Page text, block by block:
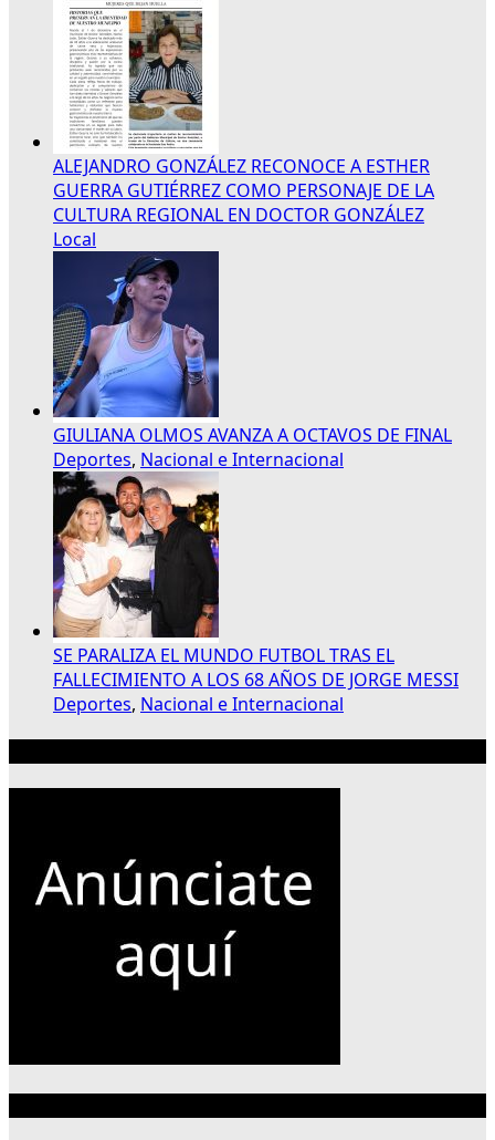
ALEJANDRO GONZÁLEZ RECONOCE A ESTHER
GUERRA GUTIÉRREZ COMO PERSONAJE DE LA
CULTURA REGIONAL EN DOCTOR GONZÁLEZ
Local
GIULIANA OLMOS AVANZA A OCTAVOS DE FINAL
Deportes, Nacional e Internacional
SE PARALIZA EL MUNDO FUTBOL TRAS EL
FALLECIMIENTO A LOS 68 AÑOS DE JORGE MESSI
Deportes, Nacional e Internacional